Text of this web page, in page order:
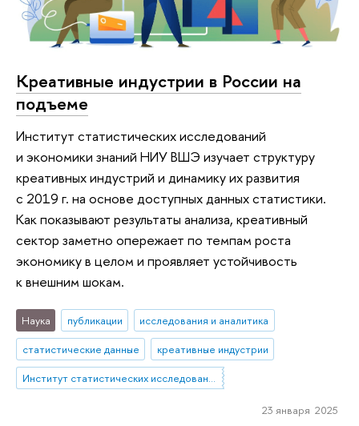
Креативные индустрии в России на
подъеме
Институт статистических исследований
и экономики знаний НИУ ВШЭ изучает структуру
креативных индустрий и динамику их развития
с 2019 г. на основе доступных данных статистики.
Как показывают результаты анализа, креативный
сектор заметно опережает по темпам роста
экономику в целом и проявляет устойчивость
к внешним шокам.
Наука публикации
исследования и аналитика
статистические данные
креативные индустрии
Институт статистических исследований и экономики знаний
23 января 2025